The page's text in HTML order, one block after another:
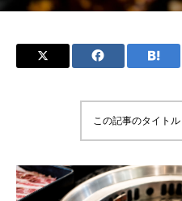
この記事のタイト